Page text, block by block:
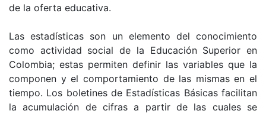
de la oferta educativa.
Las estadísticas son un elemento del conocimiento
como actividad social de la Educación Superior en
Colombia; estas permiten definir las variables que la
componen y el comportamiento de las mismas en el
tiempo. Los boletines de Estadísticas Básicas facilitan
la acumulación de cifras a partir de las cuales se